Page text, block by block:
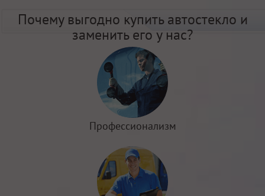
Почему выгодно купить автостекло и
заменить его у нас?
Профессионализм